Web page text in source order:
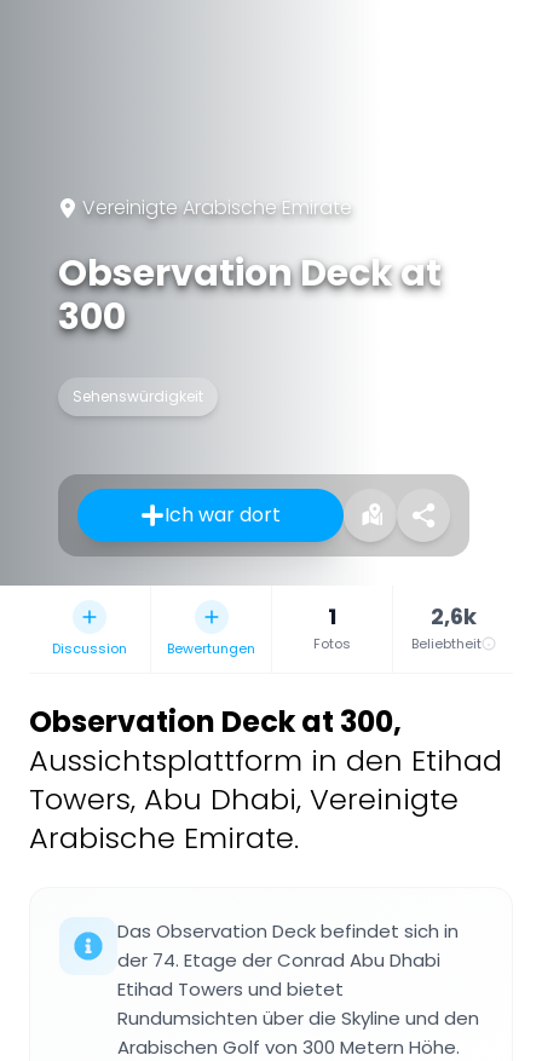
Vereinigte Arabische Emirate
Observation Deck at
300
Sehenswürdigkeit
Ich war dort
Discussion Bewertungen
1
Fotos
2,6k
Beliebtheit
Observation Deck at 300,
Aussichtsplattform in den Etihad
Towers, Abu Dhabi, Vereinigte
Arabische Emirate.
Das Observation Deck befindet sich in
der 74. Etage der Conrad Abu Dhabi
Etihad Towers und bietet
Rundumsichten über die Skyline und den
Arabischen Golf von 300 Metern Höhe.